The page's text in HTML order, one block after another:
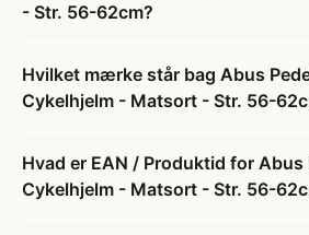
- Str. 56-62cm?
Hvilket mærke står bag Abus
Cykelhjelm - Matsort - Str. 56-
Hvad er EAN / Produktid for Abus
Cykelhjelm - Matsort - Str. 56-